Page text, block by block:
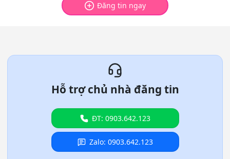
Đăng tin ngay
Hỗ trợ chủ nhà đăng tin
ĐT: 0903.642.123
Zalo: 0903.642.123